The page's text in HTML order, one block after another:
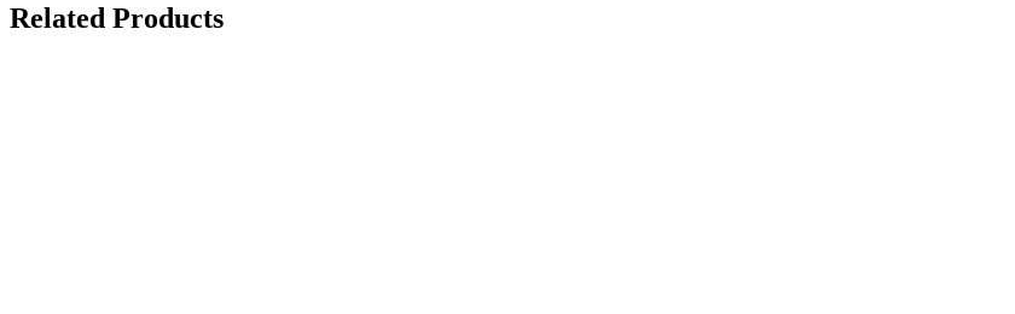
Related Products